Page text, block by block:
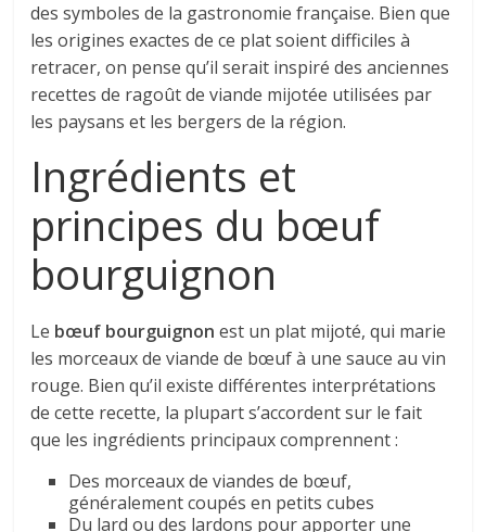
des symboles de la gastronomie française. Bien que
les origines exactes de ce plat soient difficiles à
retracer, on pense qu’il serait inspiré des anciennes
recettes de ragoût de viande mijotée utilisées par
les paysans et les bergers de la région.
Ingrédients et
principes du bœuf
bourguignon
Le bœuf bourguignon est un plat mijoté, qui marie
les morceaux de viande de bœuf à une sauce au vin
rouge. Bien qu’il existe différentes interprétations
de cette recette, la plupart s’accordent sur le fait
que les ingrédients principaux comprennent :
Des morceaux de viandes de bœuf,
généralement coupés en petits cubes
Du lard ou des lardons pour apporter une